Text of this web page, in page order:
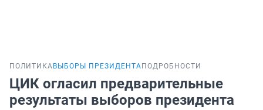
ПОЛИТИКА ВЫБОРЫ ПРЕЗИДЕНТА ПОДРОБНОСТИ
ЦИК огласил предварительные
результаты выборов президента